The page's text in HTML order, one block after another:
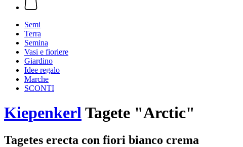
Semi
Terra
Semina
Vasi e fioriere
Giardino
Idee regalo
Marche
SCONTI
KiepenkerlTagete "Arctic"
Tagetes erecta con fiori bianco crema